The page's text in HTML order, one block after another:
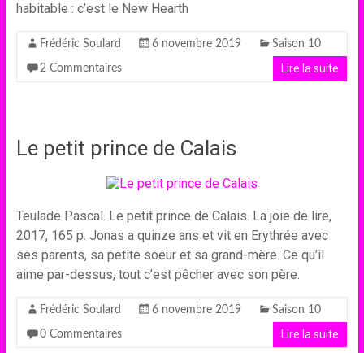
habitable : c’est le New Hearth
Frédéric Soulard 6 novembre 2019 Saison 10
2 Commentaires Lire la suite
Le petit prince de Calais
Teulade Pascal. Le petit prince de Calais. La joie de lire,
2017, 165 p. Jonas a quinze ans et vit en Erythrée avec
ses parents, sa petite soeur et sa grand-mère. Ce qu’il
aime par-dessus, tout c’est pêcher avec son père.
Frédéric Soulard 6 novembre 2019 Saison 10
0 Commentaires Lire la suite